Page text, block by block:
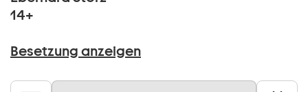
14+
Besetzung anzeigen